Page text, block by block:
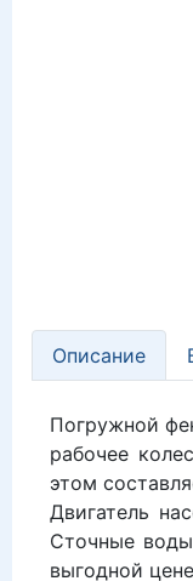
Описание
Погружной
рабочее
этом
Двигатель
Сточные
выгодной